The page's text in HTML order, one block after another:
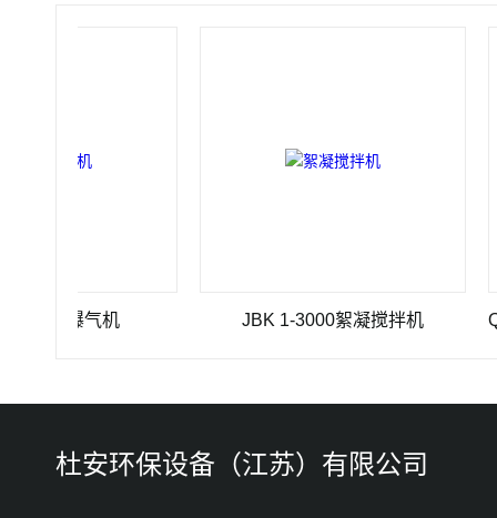
JBK 1-3000絮凝搅拌机
杜安环保设备（江苏）有限公司